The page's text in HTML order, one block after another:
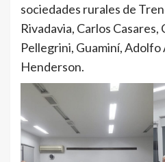
sociedades rurales de
Rivadavia, Carlos Casares,
Pellegrini, Guaminí,
Henderson.